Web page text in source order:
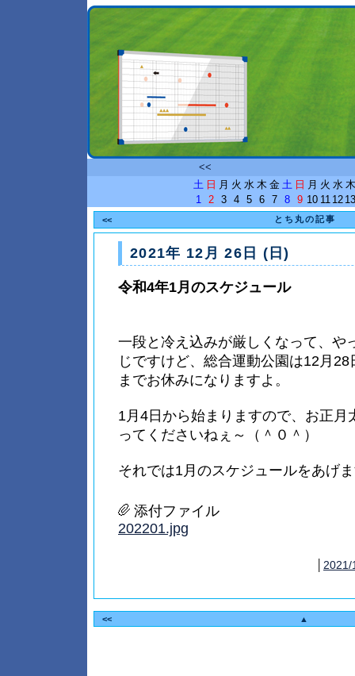
<<
土 日 月 火 水 木 金 土 日 月 火 水 木
1
2 3 4 5 6 7 8 9 10 11 12 13
<< とち丸の記事
2021年 12月 26日 (日)
令和4年1月のスケジュール
一段と冷え込みが厳しくなって、や
じですけど、総合運動公園は12月
までお休みになりますよ。
1月4日から始まりますので、お正月
ってくださいねぇ～（＾０＾）
それでは1月のスケジュールをあげ
添付ファイル
202201.jpg
2021/
<< ▲